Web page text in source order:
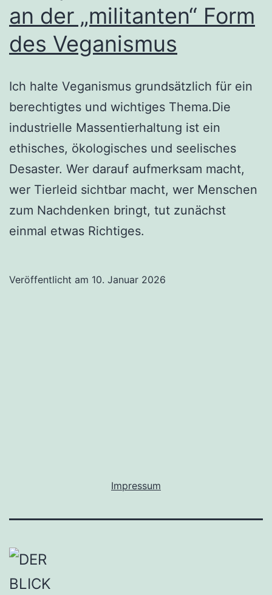
an der „militanten“ Form
des Veganismus
Ich halte Veganismus grundsätzlich für ein
berechtigtes und wichtiges Thema.Die
industrielle Massentierhaltung ist ein
ethisches, ökologisches und seelisches
Desaster. Wer darauf aufmerksam macht,
wer Tierleid sichtbar macht, wer Menschen
zum Nachdenken bringt, tut zunächst
einmal etwas Richtiges.
Veröffentlicht am 10. Januar 2026
Impressum